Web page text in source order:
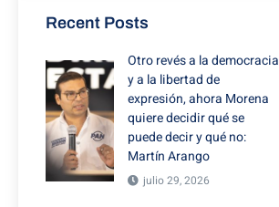
Recent Posts
Otro revés a la democracia
y a la libertad de
expresión, ahora Morena
quiere decidir qué se
puede decir y qué no:
Martín Arango
julio 29, 2026